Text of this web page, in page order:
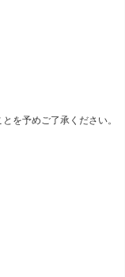
を予めご了承ください。